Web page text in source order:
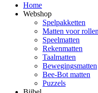
Home
Webshop
Spelpakketten
Matten voor
Speelmatten
Rekenmatten
Taalmatten
Bewegingsmatten
Bee-Bot matten
Puzzels